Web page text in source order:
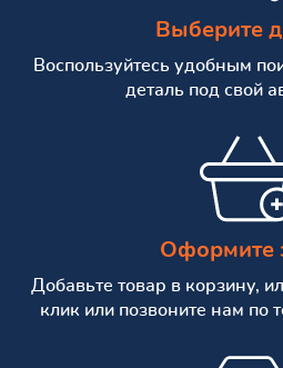
Выберите
Воспользуйтесь удобным
деталь под свой
Оформите
Добавьте товар в корзину,
клик или позвоните нам по